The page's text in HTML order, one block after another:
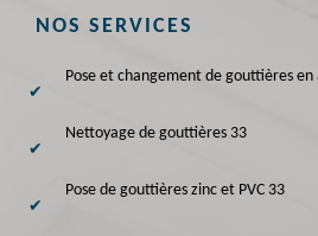
NOS SERVICES
Pose et changement de gouttières
Nettoyage de gouttières 33
Pose de gouttières zinc et PVC 33